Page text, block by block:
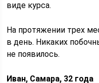
виде курса.
На протяжении трех
в день. Никаких
не появилось.
Иван, Самара, 32 года